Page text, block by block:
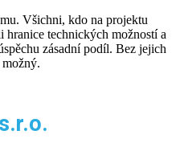
Všichni, kdo na projektu
technických možností a
zásadní podíl. Bez jejich